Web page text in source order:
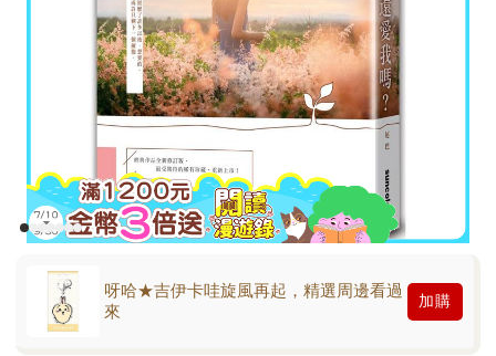
呀哈★吉伊卡哇旋風再起，精選周邊看過
來
加購